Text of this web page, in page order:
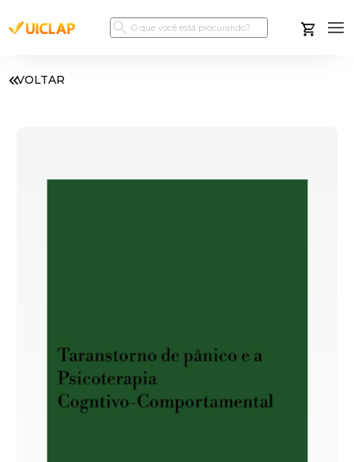
VOLTAR